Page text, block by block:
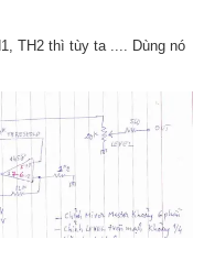
TH2 thì tùy ta .... Dùng nó